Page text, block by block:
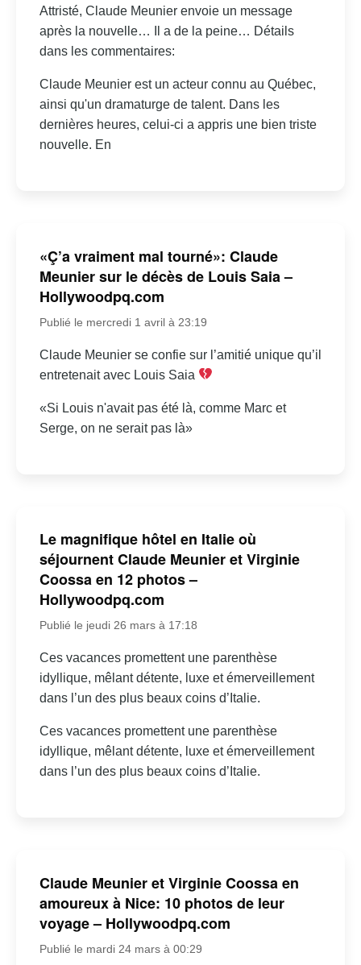
Attristé, Claude Meunier envoie un message
après la nouvelle… Il a de la peine… Détails
dans les commentaires:
Claude Meunier est un acteur connu au Québec,
ainsi qu'un dramaturge de talent. Dans les
dernières heures, celui-ci a appris une bien triste
nouvelle. En
«Ç’a vraiment mal tourné»: Claude
Meunier sur le décès de Louis Saia –
Hollywoodpq.com
Publié le mercredi 1 avril à 23:19
Claude Meunier se confie sur l’amitié unique qu’il
entretenait avec Louis Saia
«Si Louis n'avait pas été là, comme Marc et
Serge, on ne serait pas là»
Le magnifique hôtel en Italie où
séjournent Claude Meunier et Virginie
Coossa en 12 photos –
Hollywoodpq.com
Publié le jeudi 26 mars à 17:18
Ces vacances promettent une parenthèse
idyllique, mêlant détente, luxe et émerveillement
dans l’un des plus beaux coins d’Italie.
Ces vacances promettent une parenthèse
idyllique, mêlant détente, luxe et émerveillement
dans l’un des plus beaux coins d’Italie.
Claude Meunier et Virginie Coossa en
amoureux à Nice: 10 photos de leur
voyage – Hollywoodpq.com
Publié le mardi 24 mars à 00:29